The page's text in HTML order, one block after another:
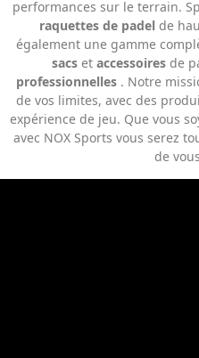
performances sur le terrain.
raquettes de padel de
également une gamme
sacset accessoiresde
professionnelles . Notre
de vos limites, avec des
expérience de jeu. Que vous
avec NOX Sports vous serez
de